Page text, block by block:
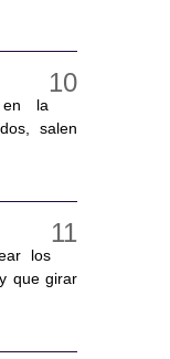
en la
salen
los
que girar